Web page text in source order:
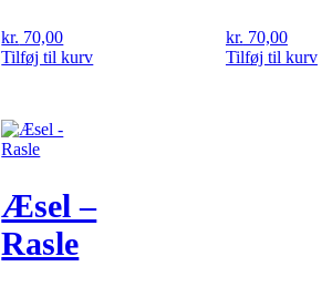
kr. 70,00
Tilføj til kurv
kr. 70,00
Tilføj til kurv
Æsel –
Rasle